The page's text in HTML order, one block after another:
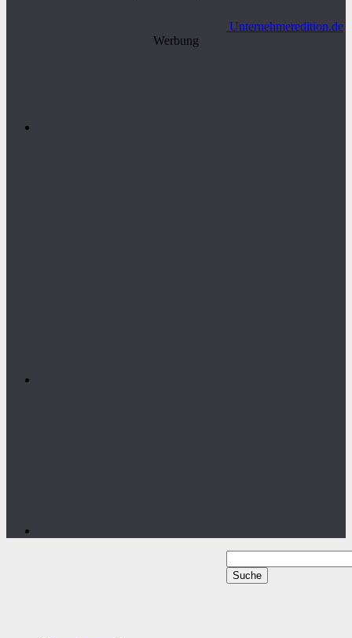
Unternehmeredition.de
Werbung